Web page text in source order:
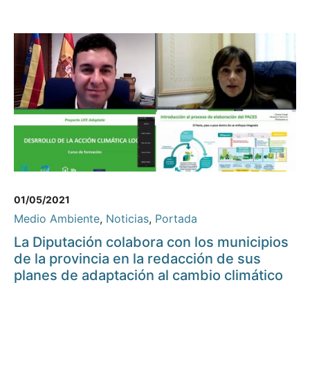
01/05/2021
Medio Ambiente, Noticias, Portada
La Diputación colabora con los municipios
de la provincia en la redacción de sus
planes de adaptación al cambio climático